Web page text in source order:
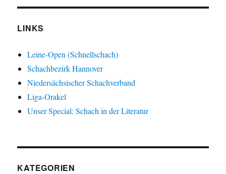
LINKS
Leine-Open (Schnellschach)
Schachbezirk Hannover
Niedersächsischer Schachverband
Liga-Orakel
Unser Special: Schach in der Literatur
KATEGORIEN